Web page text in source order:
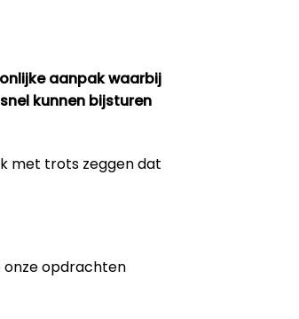
aanpak waarbij
kunnen bijsturen
met trots zeggen dat
onze opdrachten